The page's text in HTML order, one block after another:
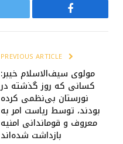
Facebook
مولوی سیف‌الاسلام خیبر:
کسانی که روز گذشته در
نورستان بی‌نظمی کرده
بودند، توسط ریاست امر به
معروف و قوماندانی امنیه
بازداشت شده‌اند